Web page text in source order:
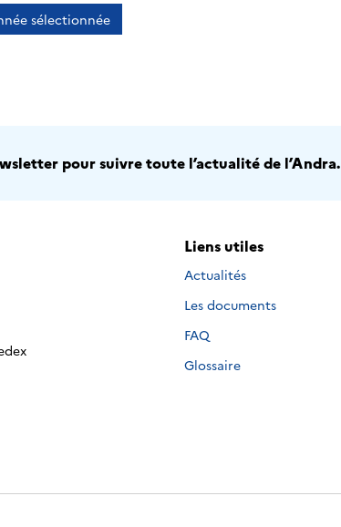
sélectionnée
pour suivre toute l’actualité de l’Andra.
Liens utiles
Actualités
Les documents
FAQ
Glossaire